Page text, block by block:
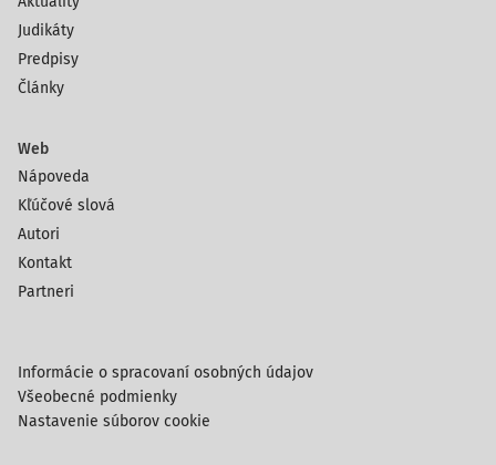
Judikáty
Predpisy
Články
Web
Nápoveda
Kľúčové slová
Autori
Kontakt
Partneri
Informácie o spracovaní osobných údajov
Všeobecné podmienky
Nastavenie súborov cookie